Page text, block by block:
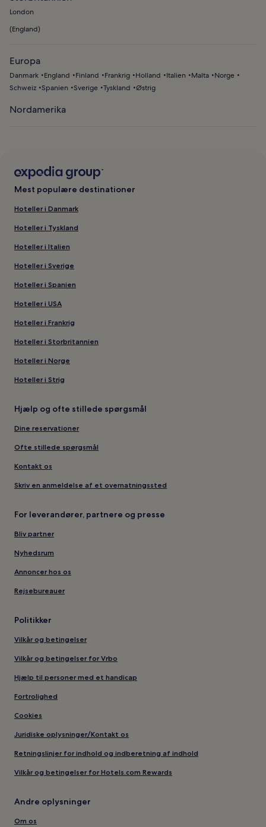
London
(England)
Europa
Danmark England Finland Frankrig Holland Italien Malta
Norge
Schweiz Spanien Sverige Tyskland Østrig
Nordamerika
Mest populære destinationer
Hoteller i Danmark
Hoteller i Tyskland
Hoteller i Italien
Hoteller i Sverige
Hoteller i Spanien
Hoteller i USA
Hoteller i Frankrig
Hoteller i Storbritannien
Hoteller i Norge
Hoteller i Strig
Hjælp og ofte stillede spørgsmål
Dine reservationer
Ofte stillede spørgsmål
Kontakt os
Skriv en anmeldelse af et overnatningssted
For leverandører, partnere og presse
Bliv partner
Nyhedsrum
Annoncer hos os
Rejsebureauer
Politikker
Vilkår og betingelser
Vilkår og betingelser for Vrbo
Hjælp til personer med et handicap
Fortrolighed
Cookies
Juridiske oplysninger/Kontakt os
Retningslinjer for indhold og indberetning af indhold
Vilkår og betingelser for Hotels.com Rewards
Andre oplysninger
Om os